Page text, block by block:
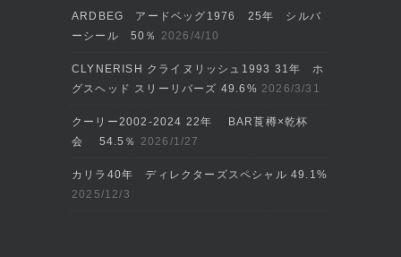
ARDBEG アードベッグ1976 25年 シルバ
ーシール 50％ 2026/4/10
CLYNERISH クライヌリッシュ1993 31年 ホ
グスヘッド スリーリバーズ 49.6% 2026/3/31
クーリー2002‐2024 22年 BAR莨樽×乾杯
会 54.5％ 2026/1/27
カリラ40年 ディレクターズスペシャル 49.1%
2025/12/3